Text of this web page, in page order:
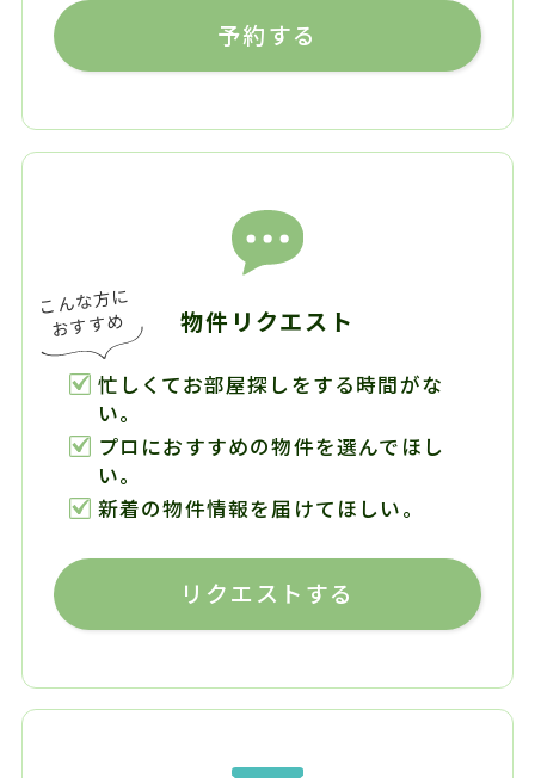
予約する
物件リクエスト
忙しくてお部屋探しをする時間がな
い。
プロにおすすめの物件を選んでほし
い。
新着の物件情報を届けてほしい。
リクエストする